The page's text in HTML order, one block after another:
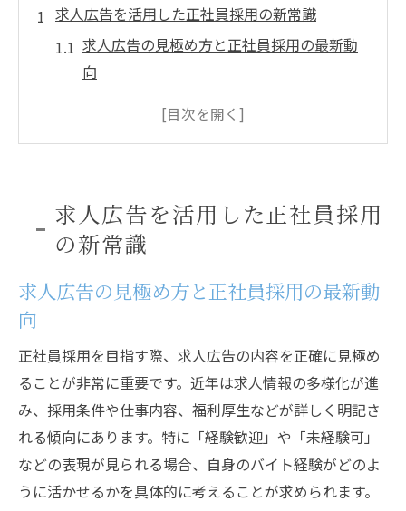
求人広告を活用した正社員採用の新常識
求人広告の見極め方と正社員採用の最新動
向
バイト経験を活かす採用サポートの活用術
バイト経験が正社員採用で活きる理由
バイト経験が採用面接で評価される理由と
は
正社員採用におけるバイト経験の具体的活
用例
サポート業務で磨かれるバイト経験の価値
採用の現場で重視される求人とバイト経歴
採用で迷うならサポート活用がカギになる
求人広告を活用した正社員採用
の新常識
求人広告の見極め方と正社員採用の最新動
向
正社員採用を目指す際、求人広告の内容を正確に見極め
ることが非常に重要です。近年は求人情報の多様化が進
み、採用条件や仕事内容、福利厚生などが詳しく明記さ
れる傾向にあります。特に「経験歓迎」や「未経験可」
などの表現が見られる場合、自身のバイト経験がどのよ
うに活かせるかを具体的に考えることが求められます。